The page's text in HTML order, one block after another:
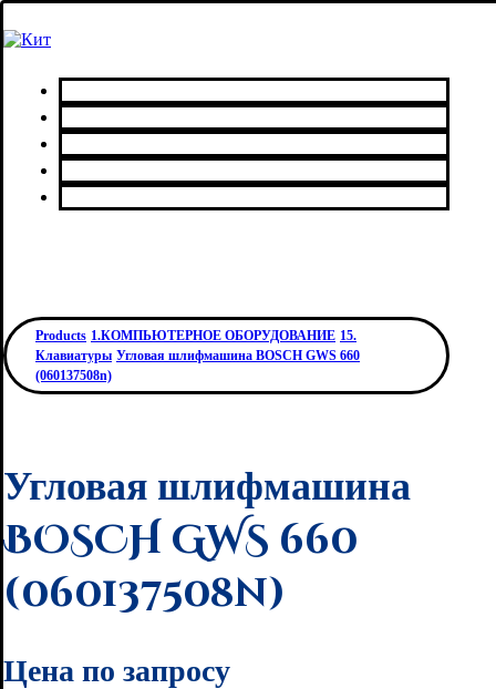
Products 1.КОМПЬЮТЕРНОЕ ОБОРУДОВАНИЕ 15.
Клавиатуры Угловая шлифмашина BOSCH GWS 660
(060137508n)
Угловая шлифмашина
BOSCH GWS 660
(060137508n)
Цена по запросу